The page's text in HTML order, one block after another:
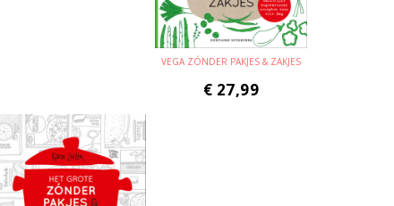
VEGA ZÓNDER PAKJES & ZAKJES
€ 27,99